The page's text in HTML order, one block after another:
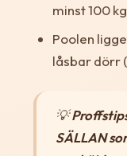
minst 100 kg
Poolen
låsbar dörr
💡
SÄLLAN